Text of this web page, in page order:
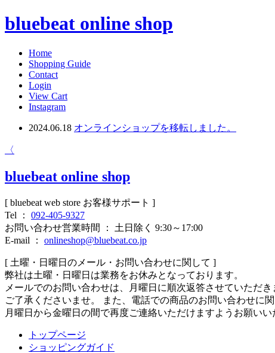
bluebeat online shop
Home
Shopping Guide
Contact
Login
View Cart
Instagram
2024.06.18 オンラインショップを移転しました。
〈
bluebeat online shop
[ bluebeat web store お客様サポート ]
Tel ： 092-405-9327
お問い合わせ営業時間 ： 土日除く 9:30～17:00
E-mail ： onlineshop@bluebeat.co.jp
[ 土曜・日曜日のメール・お問い合わせに関して ]
弊社は土曜・日曜日は業務をお休みとなっております。
メールでのお問い合わせは、月曜日に順次返答させていただき
ご了承くださいませ。 また、電話での商品のお問い合わせに
月曜日から金曜日の間で再度ご連絡いただけますようお願いい
トップページ
ショッピングガイド